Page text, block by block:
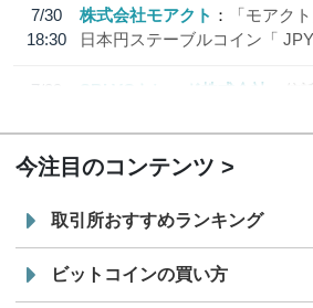
7/30
18:30
株式会社モアクト
「モアク
日本円ステーブルコイン「
7/29
SBI VCトレード株式会社
信
今注目のコンテンツ
取引所おすすめランキング
ビットコインの買い方